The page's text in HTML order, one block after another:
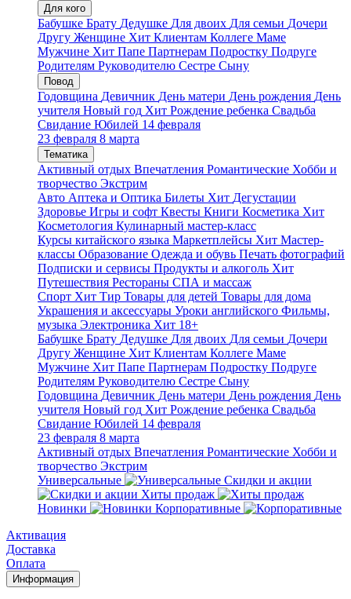
Для кого
Бабушке Брату Дедушке Для двоих Для семьи Дочери
Другу Женщине Хит Клиентам Коллеге Маме
Мужчине Хит Папе Партнерам Подростку Подруге
Родителям Руководителю Сестре Сыну
Повод
Годовщина Девичник День матери День рождения День
учителя Новый год Хит Рождение ребенка Свадьба
Свидание Юбилей 14 февраля
23 февраля 8 марта
Тематика
Активный отдых Впечатления Романтические Хобби и
творчество Экстрим
Авто Аптека и Оптика Билеты Хит Дегустации
Здоровье Игры и софт Квесты Книги Косметика Хит
Косметология Кулинарный мастер-класс
Курсы китайского языка Маркетплейсы Хит Мастер-
классы Образование Одежда и обувь Печать фотографий
Подписки и сервисы Продукты и алкоголь Хит
Путешествия Рестораны СПА и массаж
Спорт Хит Тир Товары для детей Товары для дома
Украшения и аксессуары Уроки английского Фильмы,
музыка Электроника Хит 18+
Бабушке Брату Дедушке Для двоих Для семьи Дочери
Другу Женщине Хит Клиентам Коллеге Маме
Мужчине Хит Папе Партнерам Подростку Подруге
Родителям Руководителю Сестре Сыну
Годовщина Девичник День матери День рождения День
учителя Новый год Хит Рождение ребенка Свадьба
Свидание Юбилей 14 февраля
23 февраля 8 марта
Активный отдых Впечатления Романтические Хобби и
творчество Экстрим
Универсальные
Скидки и акции
Хиты продаж
Новинки
Корпоративные
Активация
Доставка
Оплата
Информация